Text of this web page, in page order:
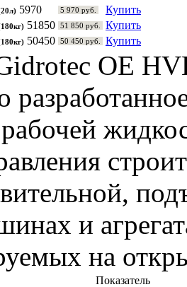
5970 5 970 руб. Купить
51850 51 850 руб. Купить
50450 50 450 руб. Купить
OE
рабочей
и
на
Показатель